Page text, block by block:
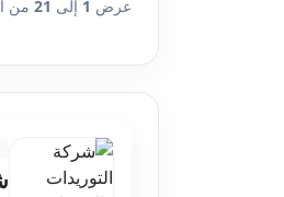
عرض 1 إلى 21 من